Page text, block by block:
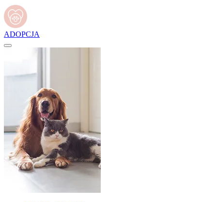
ADOPCJA